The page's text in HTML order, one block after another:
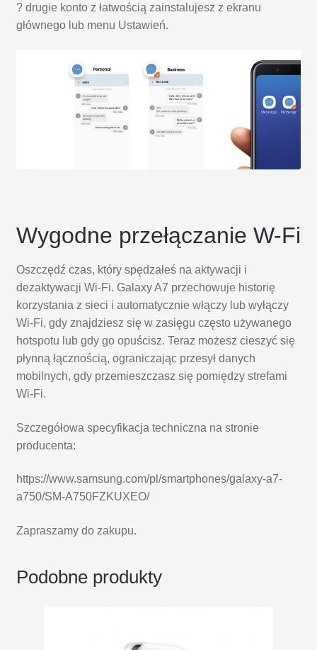
? drugie konto z łatwością zainstalujesz z ekranu
głównego lub menu Ustawień.
Wygodne przełączanie W-Fi
Oszczędź czas, który spędzałeś na aktywacji i
dezaktywacji Wi-Fi. Galaxy A7 przechowuje historię
korzystania z sieci i automatycznie włączy lub wyłączy
Wi-Fi, gdy znajdziesz się w zasięgu często używanego
hotspotu lub gdy go opuścisz. Teraz możesz cieszyć się
płynną łącznością, ograniczając przesył danych
mobilnych, gdy przemieszczasz się pomiędzy strefami
Wi-Fi.
Szczegółowa specyfikacja techniczna na stronie
producenta:
https://www.samsung.com/pl/smartphones/galaxy-a7-
a750/SM-A750FZKUXEO/
Zapraszamy do zakupu.
Podobne produkty